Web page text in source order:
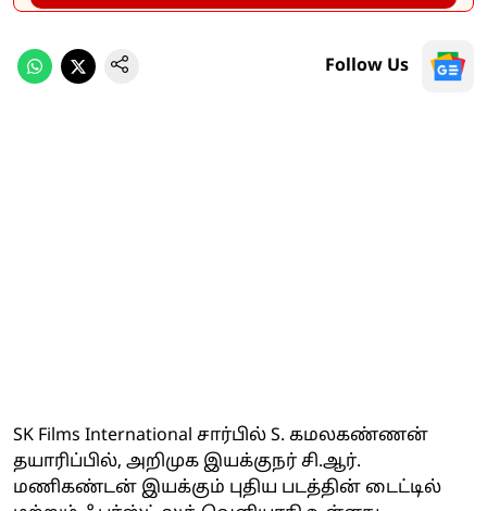
Follow Us
SK Films International சார்பில் S. கமலகண்ணன்
தயாரிப்பில், அறிமுக இயக்குநர் சி.ஆர்.
மணிகண்டன் இயக்கும் புதிய படத்தின் டைட்டில்